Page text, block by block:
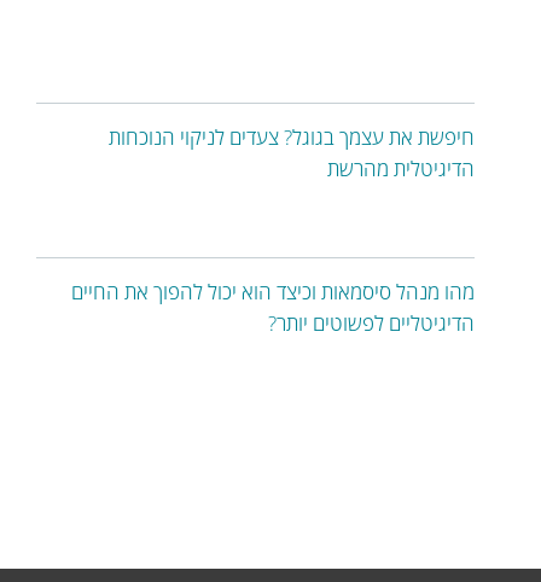
חיפשת את עצמך בגוגל? צעדים לניקוי הנוכחות
הדיגיטלית מהרשת
מהו מנהל סיסמאות וכיצד הוא יכול להפוך את החיים
הדיגיטליים לפשוטים יותר?